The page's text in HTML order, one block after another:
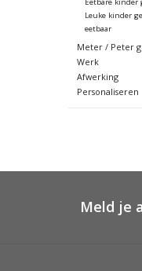
Leuke kinder
eetbaar
Meter / Peter
Werk
Afwerking
Personaliseren
Meld je